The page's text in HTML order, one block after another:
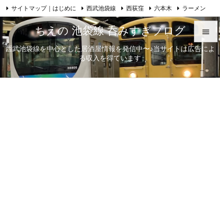
ちえの 池袋線 呑みすぎブログ
西武池袋線を中心とした居酒屋情報を発信中〜♪当サイトは広告によ
る収入を得ています


メニュ

サイトマップ｜はじめに 西武池袋線 西荻窪 六本木 ラーメン
日本酒 歌舞伎 自己紹介 RSS Feedly